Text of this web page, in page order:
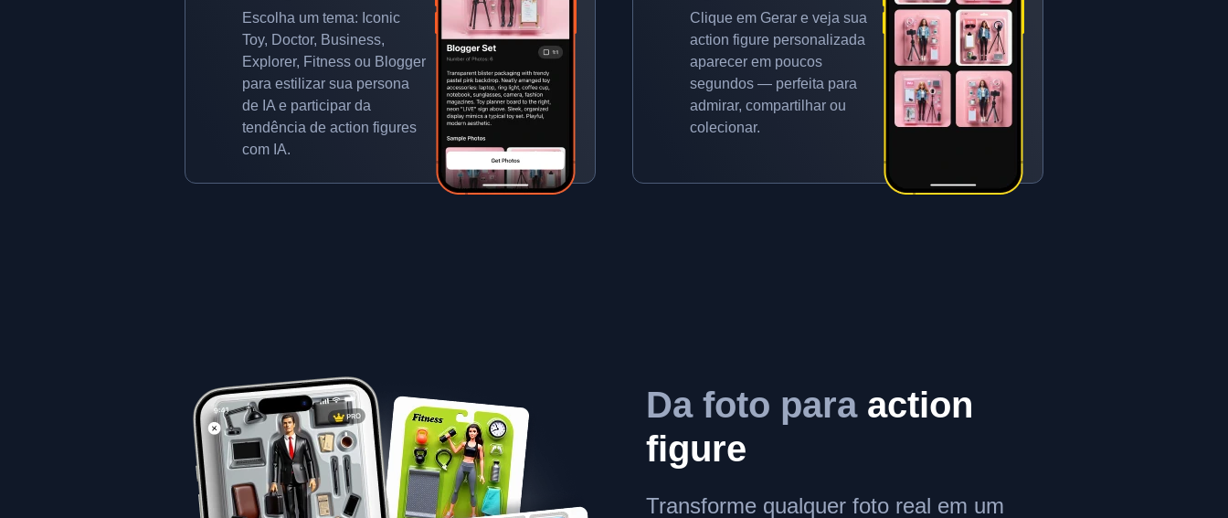
Escolha um tema: Iconic
Toy, Doctor, Business,
Explorer, Fitness ou Blogger
para estilizar sua persona
de IA e participar da
tendência de action figures
com IA.
Clique em Gerar e veja sua
action figure personalizada
aparecer em poucos
segundos — perfeita para
admirar, compartilhar ou
colecionar.
Da foto paraaction
figure
Transforme qualquer foto real em um